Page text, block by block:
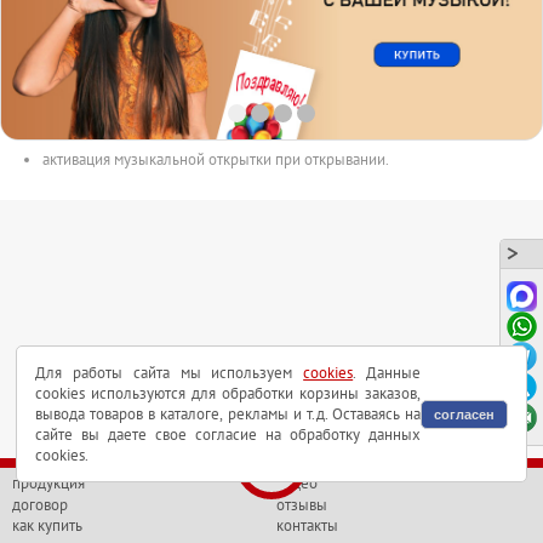
размер открытки 150mm x 100mm.
с голосовым чипом внутри.
длительность аудиоролика до 165сек.
аудиоролик в форматах MP3 или WAV может быть выслан на почту.
активация музыкальной открытки при открывании.
продукция
договор
как купить
видео
отзывы
контакты
Для работы сайта мы используемcookies. Данные
cookies используются для обработки корзины заказов,
вывода товаров в каталоге, рекламы и т.д. Оставаясь на
сайте вы даете свое согласие на обработку данных
cookies.
согласен